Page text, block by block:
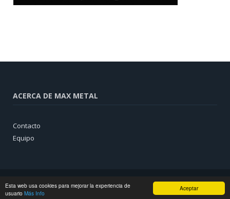
Aceptar
Esta web usa cookies para mejorar la experiencia de
usuario Más Info
ACERCA DE MAX METAL
Contacto
Equipo